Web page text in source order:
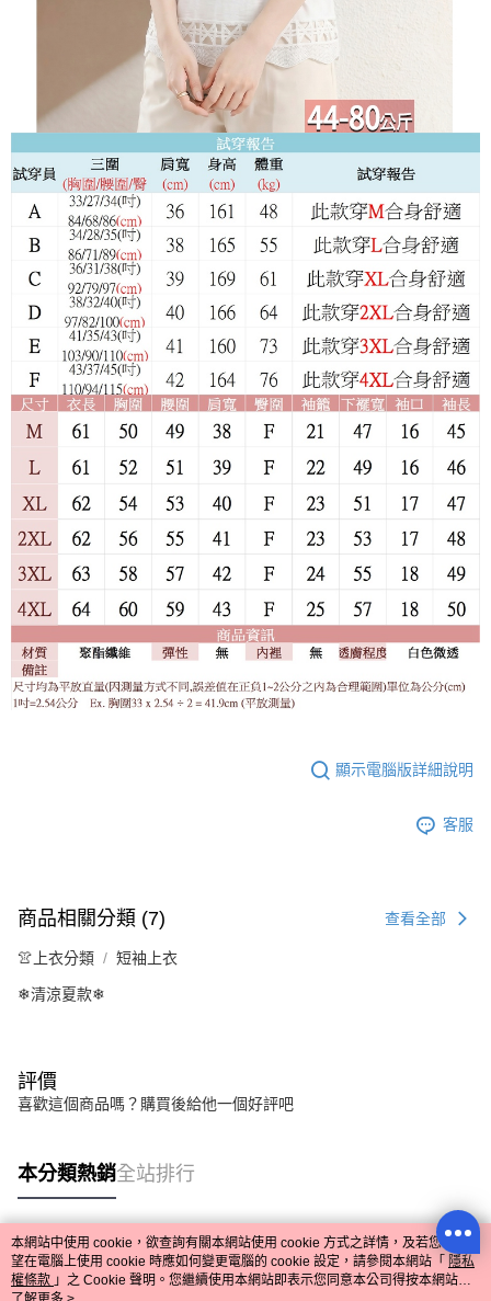
顯示電腦版詳細說明
客服
商品相關分類 (7) 查看全部
👚上衣分類 短袖上衣
❄清涼夏款❄
評價
喜歡這個商品嗎？購買後給他一個好評吧
本分類熱銷全站排行
熱門標籤
本網站中使用 cookie，欲查詢有關本網站使用 cookie 方式之詳情，及若您不希
望在電腦上使用 cookie 時應如何變更電腦的 cookie 設定，請參閱本網站「 隱私
權條款 」之 Cookie 聲明。您繼續使用本網站即表示您同意本公司得按本網站使